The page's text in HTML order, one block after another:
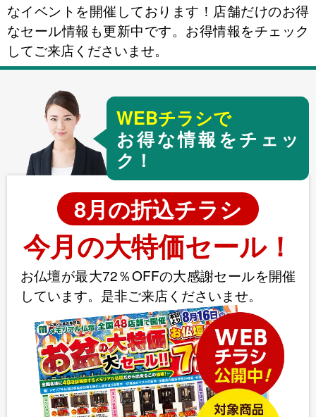
なイベントを開催しております！店舗だけのお得
なセール情報も更新中です。お得情報をチェック
してご来店くださいませ。
WEBチラシで
お得な情報をチェッ
ク！
8月の折込チラシ
今月の大特価セール！
お仏壇が最大72％OFFの大感謝セールを開催
しています。是非ご来店くださいませ。